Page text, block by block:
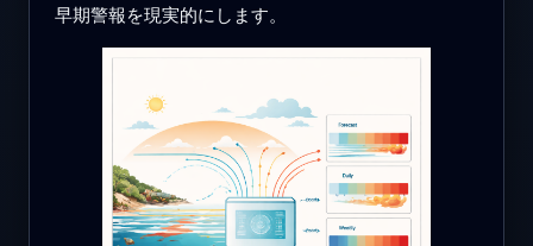
早期警報を現実的にします。